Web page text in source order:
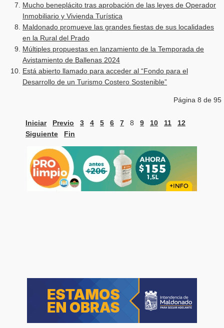
Mucho beneplácito tras aprobación de las leyes de Operador
Inmobiliario y Vivienda Turística
Maldonado promueve las grandes fiestas de sus localidades
en la Rural del Prado
Múltiples propuestas en lanzamiento de la Temporada de
Avistamiento de Ballenas 2024
Está abierto llamado para acceder al “Fondo para el
Desarrollo de un Turismo Costero Sostenible”
Página 8 de 95
Iniciar Previo 3 4 5 6 7 8 9 10 11
12
Siguiente
Fin